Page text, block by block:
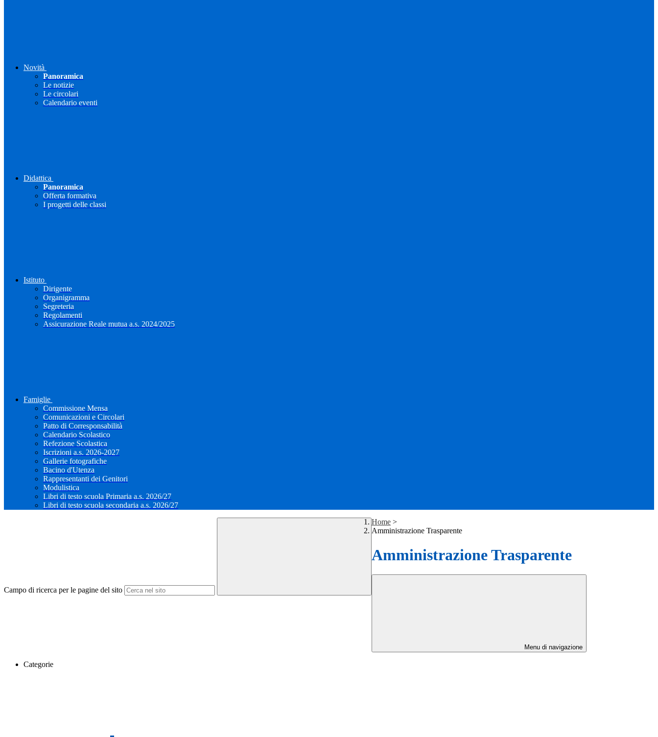
Novità
Panoramica
Le notizie
Le circolari
Calendario eventi
Didattica
Panoramica
Offerta formativa
I progetti delle classi
Istituto
Dirigente
Organigramma
Segreteria
Regolamenti
Assicurazione Reale mutua a.s. 2024/2025
Famiglie
Commissione Mensa
Comunicazioni e Circolari
Patto di Corresponsabilità
Calendario Scolastico
Refezione Scolastica
Iscrizioni a.s. 2026-2027
Gallerie fotografiche
Bacino d'Utenza
Rappresentanti dei Genitori
Modulistica
Libri di testo scuola Primaria a.s. 2026/27
Libri di testo scuola secondaria a.s. 2026/27
Campo di ricerca per le pagine del sito
Home >
Amministrazione Trasparente
Amministrazione Trasparente
Menu di navigazione
Categorie